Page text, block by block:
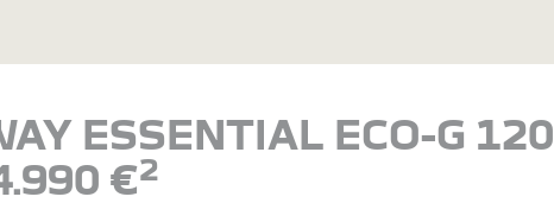
ESSENTIAL ECO-G 120
€2